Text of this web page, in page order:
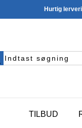
Hurtig
TILBUD